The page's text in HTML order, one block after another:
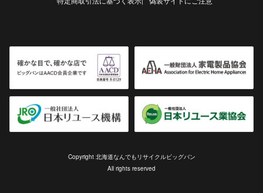
Copyright 北海道なんでもリサイクルビッグバン
All rights reserved